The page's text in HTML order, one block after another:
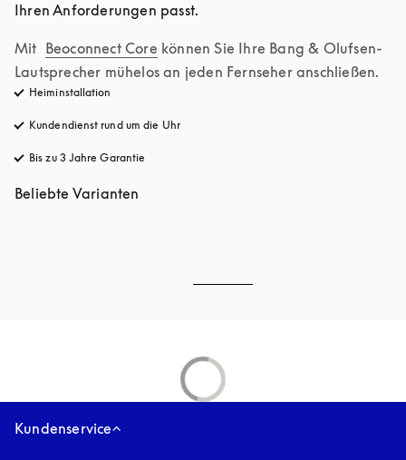
Ihren Anforderungen passt.
Mit Beoconnect Core können Sie Ihre Bang & Olufsen-
Lautsprecher mühelos an jeden Fernseher anschließen.
Heiminstallation
Kundendienst rund um die Uhröffnet sich in einem neuen Tab
Bis zu 3 Jahre Garantie
Beliebte Varianten
Kundenservice